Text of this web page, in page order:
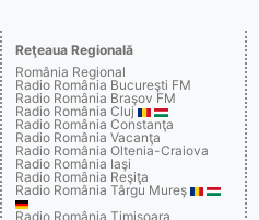
Reţeaua Regională
România Regional
Radio România Bucureşti FM
Radio România Braşov FM
Radio România Cluj
Radio România Constanţa
Radio România Vacanţa
Radio România Oltenia-Craiova
Radio România Iaşi
Radio România Reşiţa
Radio România Târgu Mureş
Radio România Timişoara